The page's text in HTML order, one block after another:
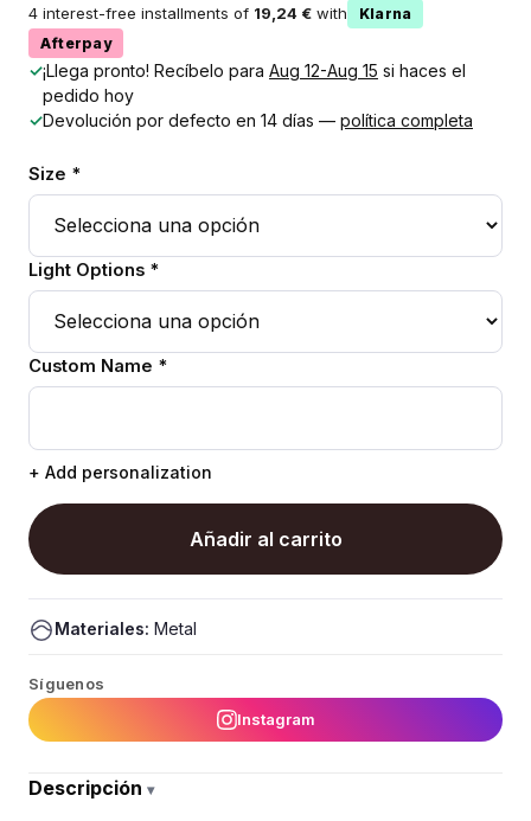
4 interest-free installments of 19,24 € with
Klarna
Afterpay
✓¡Llega pronto! Recíbelo para Aug 12-Aug 15 si haces el
pedido hoy
✓Devolución por defecto en 14 días — política completa
Size *
Light Options *
Custom Name *
+ Add personalization
Añadir al carrito
Materiales: Metal
Síguenos
Instagram
Descripción ▾